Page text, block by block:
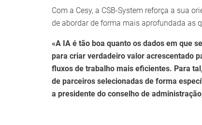
Com a Cesy, a CSB-System reforça a sua
de abordar de forma mais aprofundada as
«A IA é tão boa quanto os dados em que
para criar verdadeiro valor acrescentado
fluxos de trabalho mais eficientes. Para
de parceiros selecionadas de forma
a presidente do conselho de